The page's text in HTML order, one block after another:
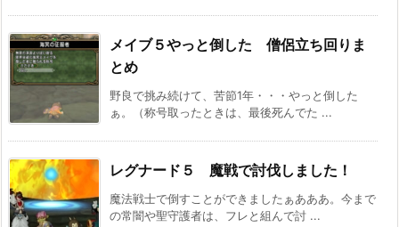
メイブ５やっと倒した 僧侶立ち回りま
とめ
野良で挑み続けて、苦節1年・・・やっと倒した
ぁ。（称号取ったときは、最後死んでた ...
レグナード５ 魔戦で討伐しました！
魔法戦士で倒すことができましたぁあああ。今まで
の常闇や聖守護者は、フレと組んで討 ...